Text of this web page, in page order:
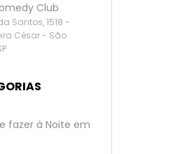
Club
Santos, 1518 -
César - São
fazer à Noite em